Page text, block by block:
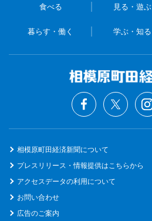
食べる 見る・遊ぶ
暮らす・働く 学ぶ・知る
相模原町田経済新聞について
プレスリリース・情報提供はこちらから
アクセスデータの利用について
お問い合わせ
広告のご案内